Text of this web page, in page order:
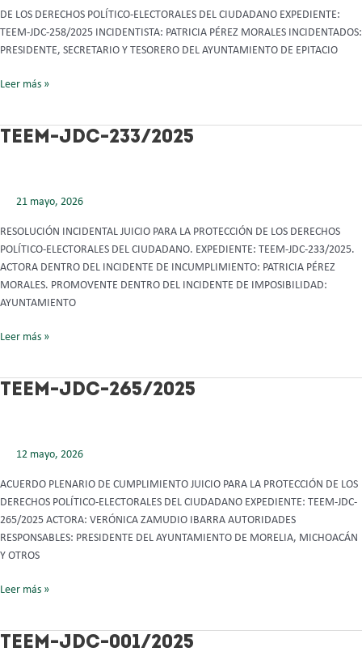
DE LOS DERECHOS POLÍTICO-ELECTORALES DEL CIUDADANO EXPEDIENTE:
TEEM-JDC-258/2025 INCIDENTISTA: PATRICIA PÉREZ MORALES INCIDENTADOS:
PRESIDENTE, SECRETARIO Y TESORERO DEL AYUNTAMIENTO DE EPITACIO
Leer más »
TEEM-JDC-233/2025
21 mayo, 2026
RESOLUCIÓN INCIDENTAL JUICIO PARA LA PROTECCIÓN DE LOS DERECHOS
POLÍTICO-ELECTORALES DEL CIUDADANO. EXPEDIENTE: TEEM-JDC-233/2025.
ACTORA DENTRO DEL INCIDENTE DE INCUMPLIMIENTO: PATRICIA PÉREZ
MORALES. PROMOVENTE DENTRO DEL INCIDENTE DE IMPOSIBILIDAD:
AYUNTAMIENTO
TEEM-
Leer más »
TEEM-JDC-265/2025
12 mayo, 2026
ACUERDO PLENARIO DE CUMPLIMIENTO JUICIO PARA LA PROTECCIÓN DE LOS
DERECHOS POLÍTICO-ELECTORALES DEL CIUDADANO EXPEDIENTE: TEEM-JDC-
265/2025 ACTORA: VERÓNICA ZAMUDIO IBARRA AUTORIDADES
RESPONSABLES: PRESIDENTE DEL AYUNTAMIENTO DE MORELIA, MICHOACÁN
Y OTROS
TEEM-
Leer más »
TEEM-JDC-001/2025
TEEM-